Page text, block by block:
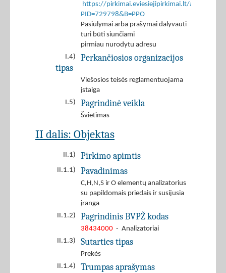
https://pirkimai.eviesiejipirkimai.lt/app/rfq/
PID=729798&B=PPO
Pasiūlymai arba prašymai dalyvauti
turi būti siunčiami
pirmiau nurodytu adresu
I.4)
Perkančiosios organizacijos
tipas
Viešosios teisės reglamentuojama
įstaiga
I.5)
Pagrindinė veikla
Švietimas
II dalis: Objektas
II.1) Pirkimo apimtis
II.1.1) Pavadinimas
C,H,N,S ir O elementų analizatorius
su papildomais priedais ir susijusia
įranga
II.1.2)
Pagrindinis BVPŽ kodas
38434000 - Analizatoriai
II.1.3)
Sutarties tipas
Prekės
II.1.4)
Trumpas aprašymas